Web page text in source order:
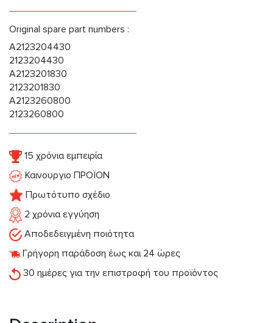
Original spare part numbers :
A2123204430
2123204430
A2123201830
2123201830
A2123260800
2123260800
15 χρόνια εμπειρία
Καινουργιο ΠΡΟΪΟΝ
Πρωτότυπο σχέδιο
2 χρόνια εγγύηση
Αποδεδειγμένη ποιότητα
Γρήγορη παράδοση έως και 24 ώρες
30 ημέρες για την επιστροφή του προϊόντος